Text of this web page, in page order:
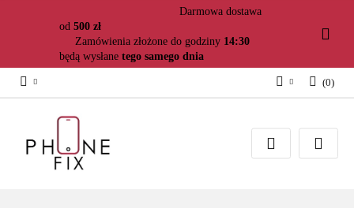
Darmowa dostawa
od 500 zł
Zamówienia złożone do godziny 14:30
będą wysłane tego samego dnia
Załóż konto
(0)